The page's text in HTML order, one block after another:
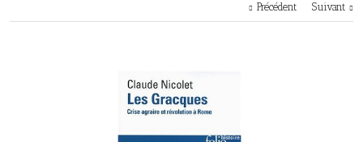
Précédent Suivant